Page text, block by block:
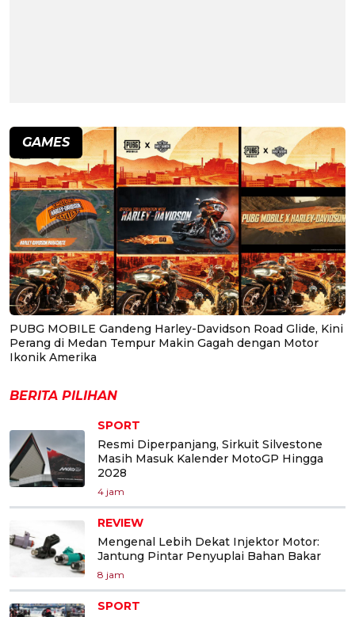
GAMES
PUBG MOBILE Gandeng Harley-Davidson Road Glide, Kini
Perang di Medan Tempur Makin Gagah dengan Motor
Ikonik Amerika
BERITA PILIHAN
SPORT
Resmi Diperpanjang, Sirkuit Silvestone
Masih Masuk Kalender MotoGP Hingga
2028
4 jam
REVIEW
Mengenal Lebih Dekat Injektor Motor:
Jantung Pintar Penyuplai Bahan Bakar
8 jam
SPORT